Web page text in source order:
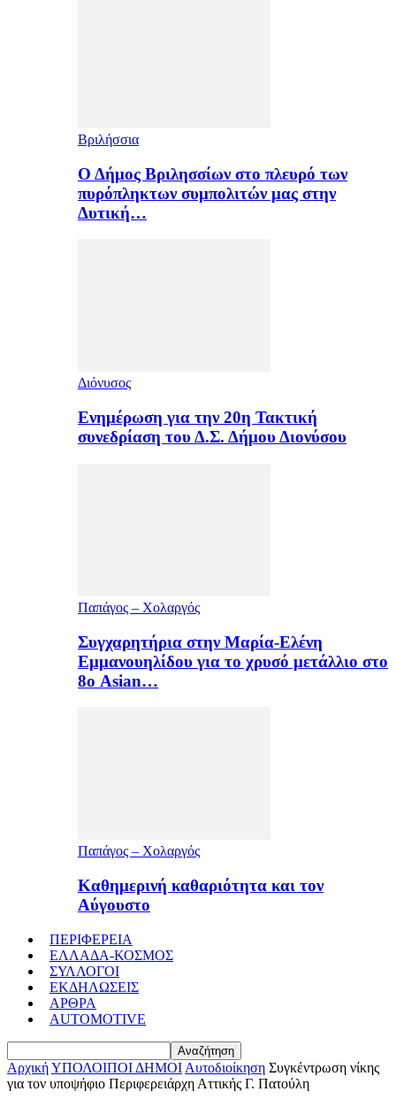
Βριλήσσια
Ο Δήμος Βριλησσίων στο πλευρό των
πυρόπληκτων συμπολιτών μας στην
Δυτική…
Διόνυσος
Ενημέρωση για την 20η Τακτική
συνεδρίαση του Δ.Σ. Δήμου Διονύσου
Παπάγος – Χολαργός
Συγχαρητήρια στην Μαρία-Ελένη
Εμμανουηλίδου για το χρυσό μετάλλιο στο
8ο Asian…
Παπάγος – Χολαργός
Καθημερινή καθαριότητα και τον
Αύγουστο
ΠΕΡΙΦΕΡΕΙΑ
ΕΛΛΑΔΑ-ΚΟΣΜΟΣ
ΣΥΛΛΟΓΟΙ
ΕΚΔΗΛΩΣΕΙΣ
ΑΡΘΡΑ
AUTOMOTIVE
ΑρχικήΥΠΟΛΟΙΠΟΙ ΔΗΜΟΙ Αυτοδιοίκηση Συγκέντρωση νίκης
για τον υποψήφιο Περιφερειάρχη Αττικής Γ. Πατούλη